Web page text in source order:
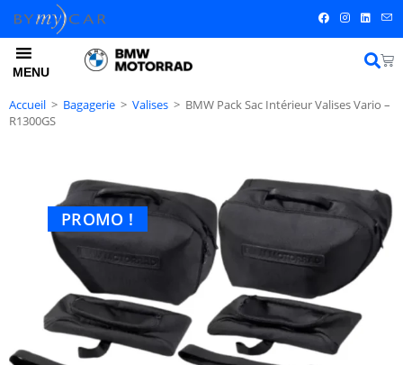
MENU
Accueil > Bagagerie > Valises > BMW Pack Sac Intérieur Valises Vario –
R1300GS
PROMO !